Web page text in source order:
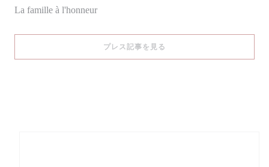
La famille à l'honneur
プレス記事を見る